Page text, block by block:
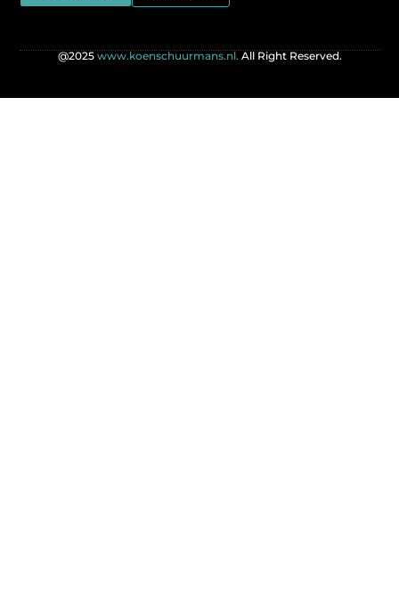
@2025 www.koenschuurmans.nl. All Right Reserved.